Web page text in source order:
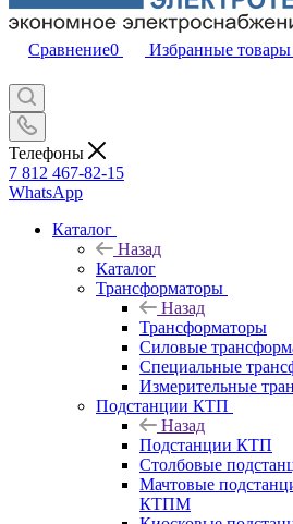
Сравнение0 Избранные товары
Телефоны
7 812 467-82-15
WhatsApp
Каталог
Назад
Каталог
Трансформаторы
Назад
Трансформаторы
Силовые
Специальные
Измерительные
Подстанции КТП
Назад
Подстанции КТП
Столбовые
Мачтовые
КТПМ